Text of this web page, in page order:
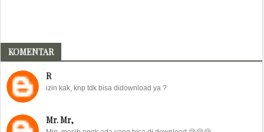
KOMENTAR
R
izin kak, knp tdk bisa didownload ya ?
Mr. Mr,